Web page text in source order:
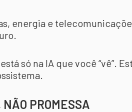
energia e
só na IA que você “vê”.
NÃO PROMESSA